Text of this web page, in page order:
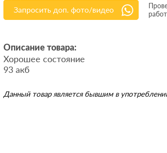
Запросить доп. фото/видео
Описание товара:
Хорошее состояние
93 акб
Данный товар является бывшим в